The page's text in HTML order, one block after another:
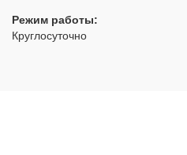
Режим работы:
Круглосуточно